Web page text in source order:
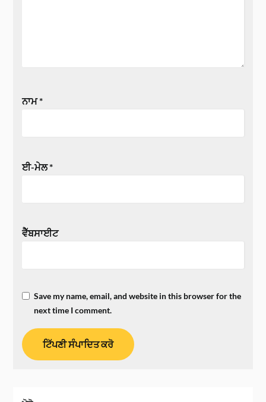
ਨਾਮ*
ਈ-ਮੇਲ*
ਵੈੱਬਸਾਈਟ
Save my name, email, and website in this browser for the
next time I comment.